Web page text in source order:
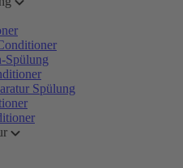
Spülung
Spülung